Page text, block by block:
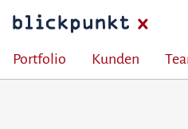
Portfolio Kunden